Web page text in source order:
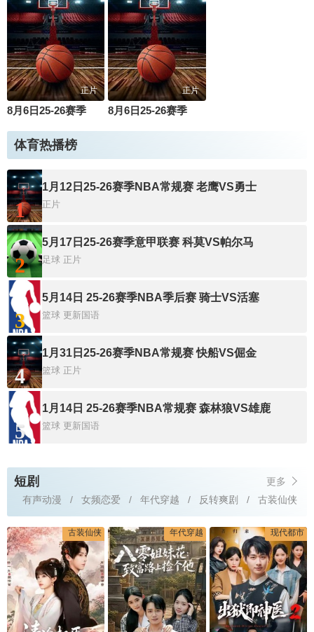
正片 正片
体育热播榜
1
1月12日25-26赛季NBA常规赛 老鹰VS勇士
正片
2
5月17日25-26赛季意甲联赛 科莫VS帕尔马
足球 正片
3
5月14日 25-26赛季NBA季后赛 骑士VS活塞
篮球 更新国语
4
1月31日25-26赛季NBA常规赛 快船VS倔金
篮球 正片
5
1月14日 25-26赛季NBA常规赛 森林狼VS雄鹿
篮球 更新国语
短剧
有声动漫 女频恋爱 年代穿越 反转爽剧 古装仙侠
更多
古装仙侠 年代穿越 现代都市